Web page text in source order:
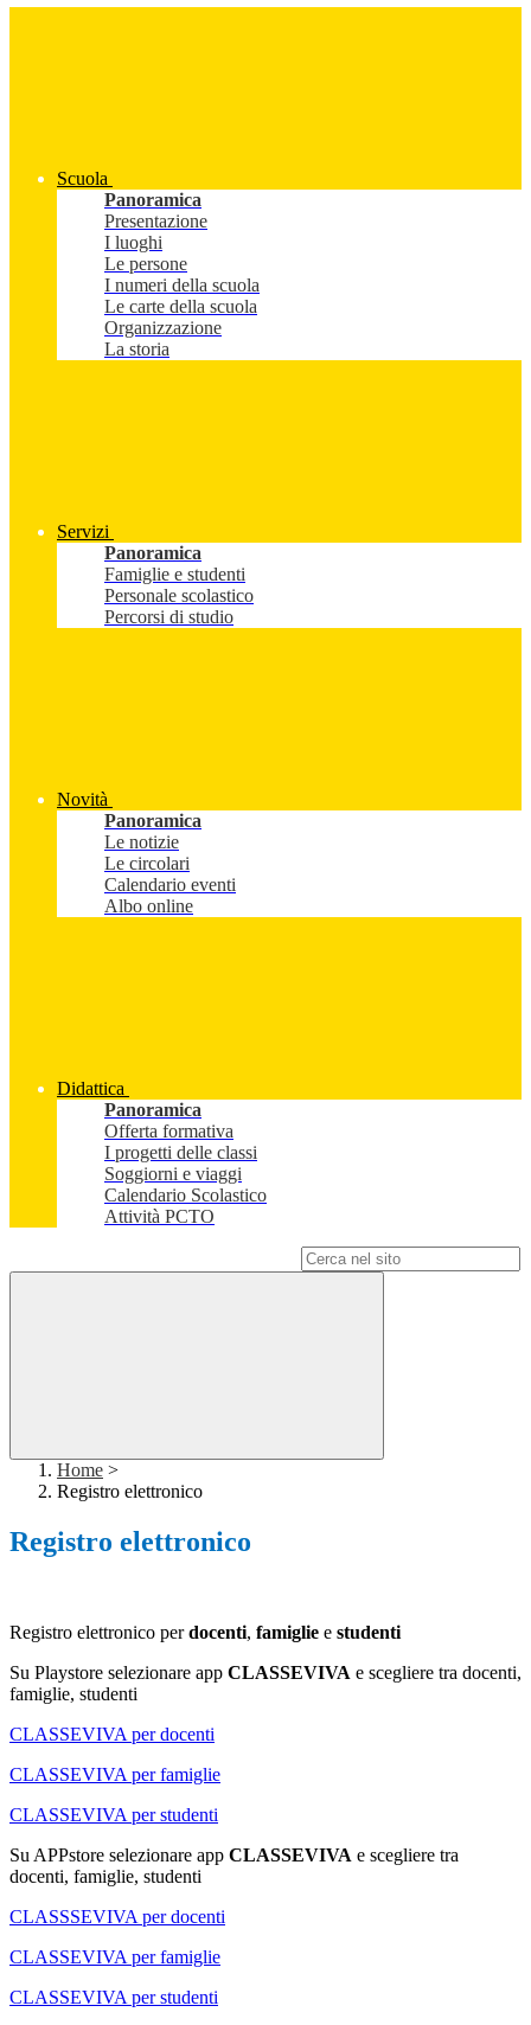
Scuola
Panoramica
Presentazione
I luoghi
Le persone
I numeri della scuola
Le carte della scuola
Organizzazione
La storia
Servizi
Panoramica
Famiglie e studenti
Personale scolastico
Percorsi di studio
Novità
Panoramica
Le notizie
Le circolari
Calendario eventi
Albo online
Didattica
Panoramica
Offerta formativa
I progetti delle classi
Soggiorni e viaggi
Calendario Scolastico
Attività PCTO
Home >
Registro elettronico
Registro elettronico
Registro elettronico perdocenti, famiglie e studenti
Su Playstore selezionare app CLASSEVIVA e scegliere tra docenti,
famiglie, studenti
CLASSEVIVA per docenti
CLASSEVIVA per famiglie
CLASSEVIVA per studenti
Su APPstore selezionare app CLASSEVIVA e scegliere tra
docenti, famiglie, studenti
CLASSSEVIVA per docenti
CLASSEVIVA per famiglie
CLASSEVIVA per studenti